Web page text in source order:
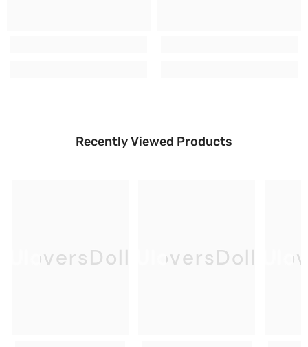
Recently Viewed Products
UloversDoll UloversDoll